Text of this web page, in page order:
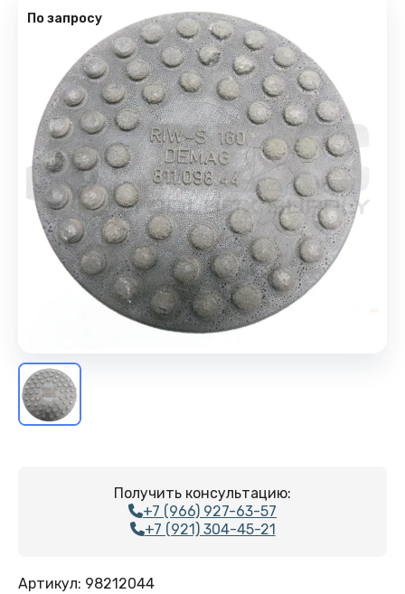
По запросу
Получить консультацию:
+7 (966) 927-63-57
+7 (921) 304-45-21
Артикул: 98212044